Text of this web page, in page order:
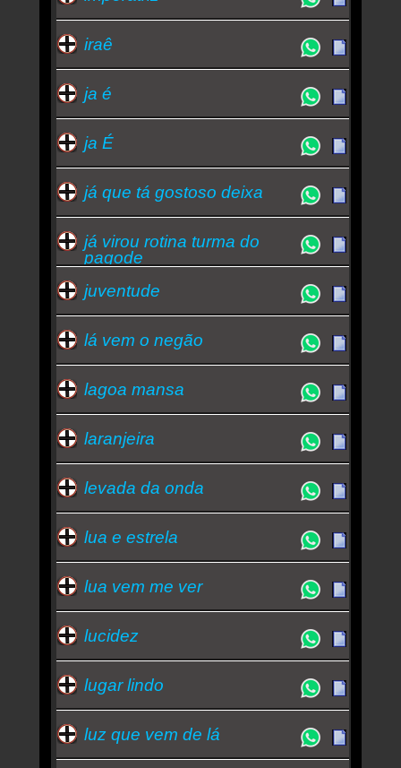
iraê
ja é
ja É
já que tá gostoso deixa
já virou rotina turma do
pagode
juventude
lá vem o negão
lagoa mansa
laranjeira
levada da onda
lua e estrela
lua vem me ver
lucidez
lugar lindo
luz que vem de lá